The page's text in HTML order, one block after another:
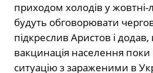
приходом холодів у жовтні-
будуть обговорювати
підкреслив Аристов і
вакцинація населення
ситуацію з зараженими в